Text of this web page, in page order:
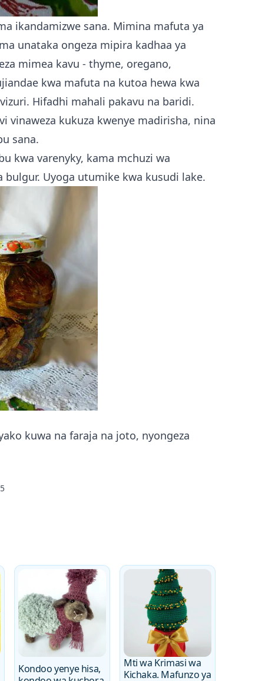
ikandamizwe sana. Mimina mafuta ya
unataka ongeza mipira kadhaa ya
mimea kavu - thyme, oregano,
kwa mafuta na kutoa hewa kwa
Hifadhi mahali pakavu na baridi.
vinaweza kukuza kwenye madirisha, nina
sana.
kwa varenyky, kama mchuzi wa
Uyoga utumike kwa kusudi lake.
kuwa na faraja na joto, nyongeza
Kondoo yenye hisa,
Mti wa Krimasi wa
Kichaka. Mafunzo ya